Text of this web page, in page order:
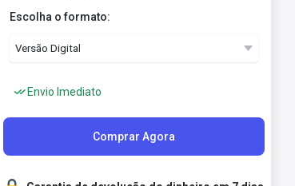
Escolha o formato:
Envio Imediato
Comprar Agora